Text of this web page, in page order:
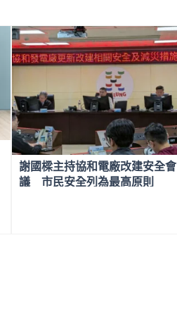
謝國樑主持協和電廠改建安全會
議 市民安全列為最高原則